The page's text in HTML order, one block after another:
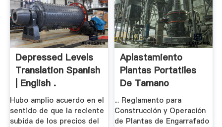
Depressed Levels
Translation Spanish
| English .
Hubo amplio acuerdo en el
sentido de que la reciente
subida de los precios del
Aplastamiento
Plantas Portatiles
De Tamano
... Reglamento para
Construcción y Operación
de Plantas de Engarrafado